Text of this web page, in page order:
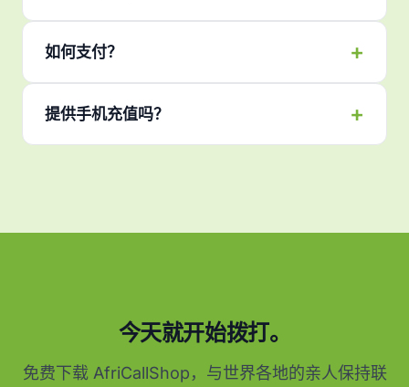
如何支付？
提供手机充值吗？
今天就开始拨打。
免费下载 AfriCallShop，与世界各地的亲人保持联